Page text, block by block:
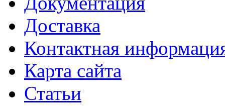
Доставка
Контактная
Карта сайта
Статьи